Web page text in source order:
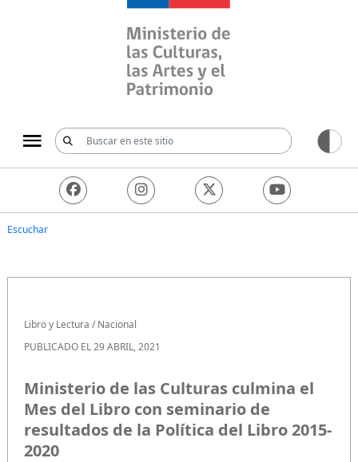
Ministerio de las
Escuchar
Libro y Lectura /Nacional
PUBLICADO EL 29 ABRIL, 2021
Ministerio de las Culturas culmina el
Mes del Libro con seminario de
resultados de la Política del Libro 2015-
2020